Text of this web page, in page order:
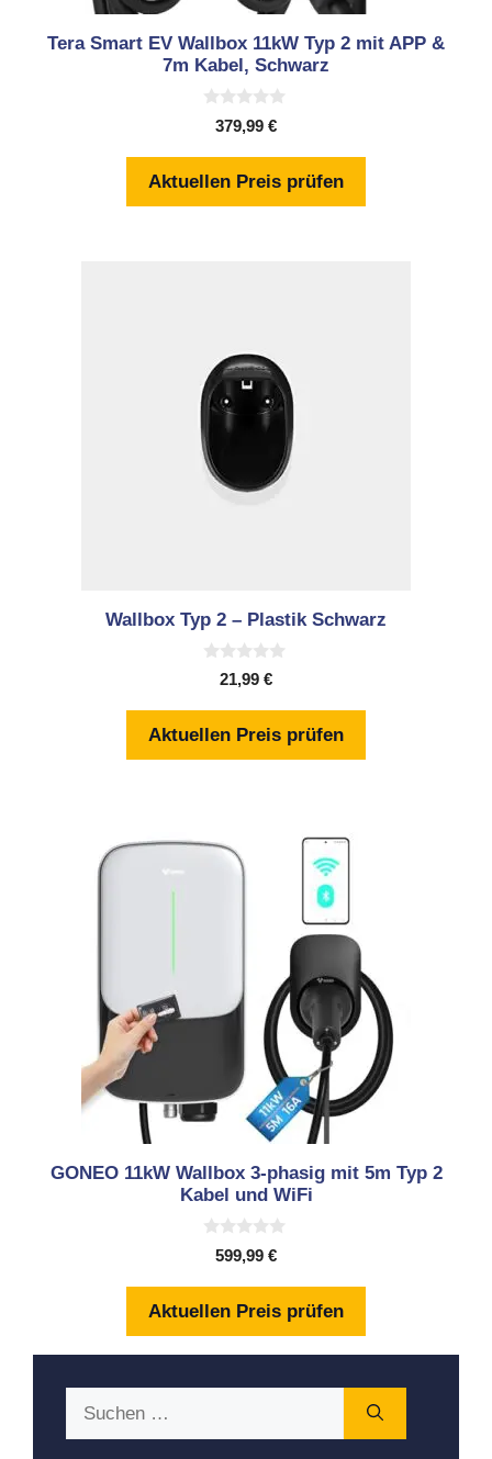
Tera Smart EV Wallbox 11kW Typ 2 mit APP &
7m Kabel, Schwarz
5
379,99 €
Aktuellen Preis prüfen
Wallbox Typ 2 – Plastik Schwarz
5
21,99 €
Aktuellen Preis prüfen
GONEO 11kW Wallbox 3-phasig mit 5m Typ 2
Kabel und WiFi
5
599,99 €
Aktuellen Preis prüfen